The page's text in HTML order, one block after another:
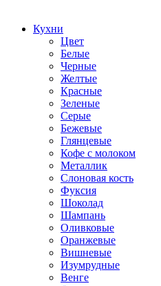
Кухни
Цвет
Белые
Черные
Желтые
Красные
Зеленые
Серые
Бежевые
Глянцевые
Кофе с молоком
Металлик
Слоновая кость
Фуксия
Шоколад
Шампань
Оливковые
Оранжевые
Вишневые
Изумрудные
Венге